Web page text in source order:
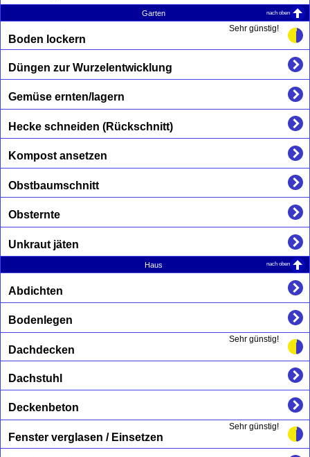
Garten nach oben
Sehr günstig!
Boden lockern
Düngen zur Wurzelentwicklung
Gemüse ernten/lagern
Hecke schneiden (Rückschnitt)
Kompost ansetzen
Obstbaumschnitt
Obsternte
Unkraut jäten
Haus nach oben
Abdichten
Bodenlegen
Sehr günstig!
Dachdecken
Dachstuhl
Deckenbeton
Sehr günstig!
Fenster verglasen / Einsetzen